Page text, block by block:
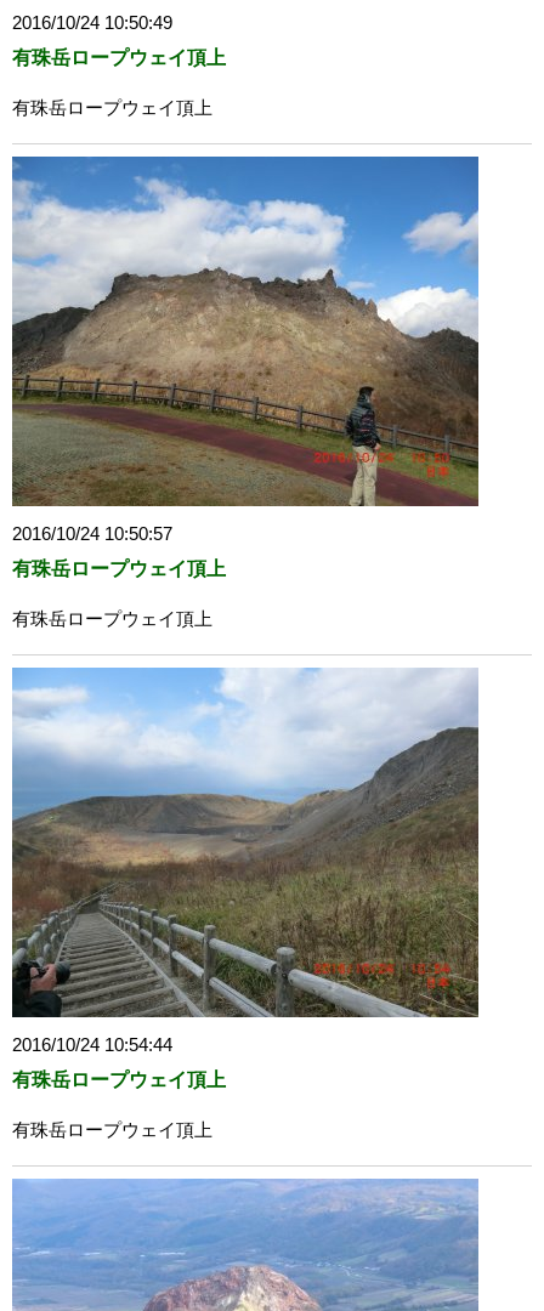
2016/10/24 10:50:49
有珠岳ロープウェイ頂上
有珠岳ロープウェイ頂上
2016/10/24 10:50:57
有珠岳ロープウェイ頂上
有珠岳ロープウェイ頂上
2016/10/24 10:54:44
有珠岳ロープウェイ頂上
有珠岳ロープウェイ頂上